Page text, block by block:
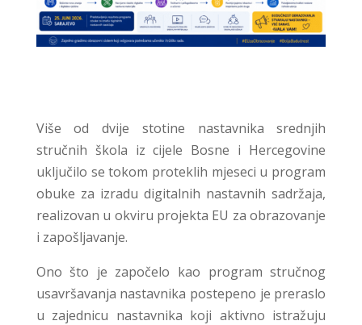
Više od dvije stotine nastavnika srednjih
stručnih škola iz cijele Bosne i Hercegovine
uključilo se tokom proteklih mjeseci u program
obuke za izradu digitalnih nastavnih sadržaja,
realizovan u okviru projekta EU za obrazovanje
i zapošljavanje.
Ono što je započelo kao program stručnog
usavršavanja nastavnika postepeno je preraslo
u zajednicu nastavnika koji aktivno istražuju